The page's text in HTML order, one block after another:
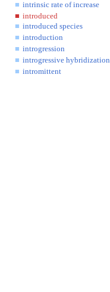
intrinsic rate of increase
introduced
introduced species
introduction
introgression
introgressive hybridization
intromittent